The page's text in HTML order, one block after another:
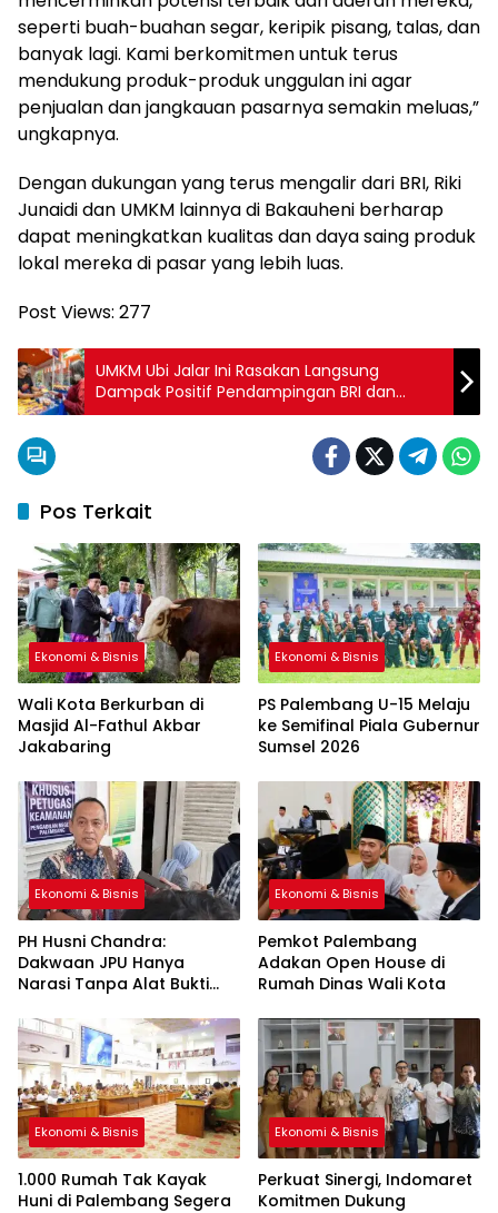
seperti buah-buahan segar, keripik pisang, talas, dan
banyak lagi. Kami berkomitmen untuk terus
mendukung produk-produk unggulan ini agar
penjualan dan jangkauan pasarnya semakin meluas,”
ungkapnya.
Dengan dukungan yang terus mengalir dari BRI, Riki
Junaidi dan UMKM lainnya di Bakauheni berharap
dapat meningkatkan kualitas dan daya saing produk
lokal mereka di pasar yang lebih luas.
Post Views: 277
UMKM Ubi Jalar Ini Rasakan Langsung
Dampak Positif Pendampingan BRI dan
Manfaat Desa BRILiaN
Pos Terkait
Ekonomi & Bisnis
Wali Kota Berkurban di
Masjid Al-Fathul Akbar
Jakabaring
Ekonomi & Bisnis
PS Palembang U-15 Melaju
ke Semifinal Piala Gubernur
Sumsel 2026
Ekonomi & Bisnis
PH Husni Chandra:
Dakwaan JPU Hanya
Narasi Tanpa Alat Bukti
Ekonomi & Bisnis
Pemkot Palembang
Adakan Open House di
Rumah Dinas Wali Kota
Ekonomi & Bisnis
1.000 Rumah Tak Kayak
Huni di Palembang Segera
Ekonomi & Bisnis
Perkuat Sinergi, Indomaret
Komitmen Dukung